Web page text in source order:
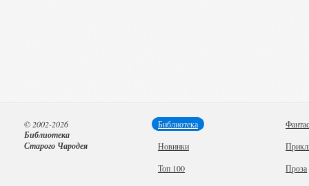
Библиотека
Новинки
Топ 100
Проза
© 2002-2026
Библиотека
Старого Чародея